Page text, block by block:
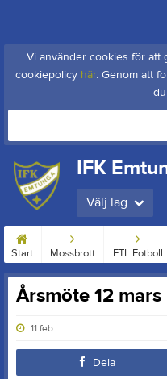
Vi använder cookies för att
cookiepolicy här. Genom att
IFK
Välj lag
Start Mossbrott ETL Fotboll
Årsmöte 12 mars
11 feb
Dela